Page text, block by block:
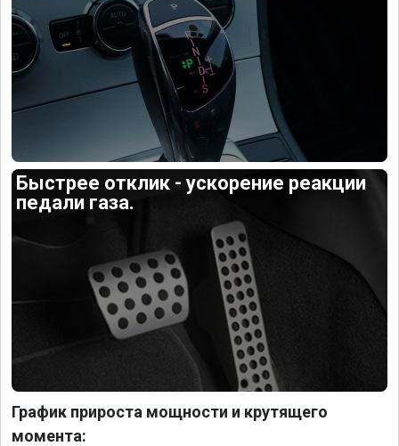
Быстрее отклик - ускорение реакции
педали газа.
График прироста мощности и крутящего
момента: